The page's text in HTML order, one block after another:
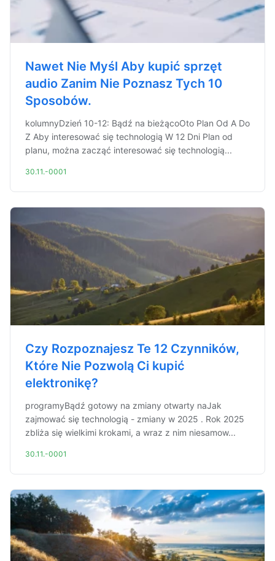
Nawet Nie Myśl Aby kupić sprzęt
audio Zanim Nie Poznasz Tych 10
Sposobów.
kolumnyDzień 10-12: Bądź na bieżącoOto Plan Od A Do
Z Aby interesować się technologią W 12 Dni Plan od
planu, można zacząć interesować się technologią...
30.11.-0001
Czy Rozpoznajesz Te 12 Czynników,
Które Nie Pozwolą Ci kupić
elektronikę?
programyBądź gotowy na zmiany otwarty naJak
zajmować się technologią - zmiany w 2025 . Rok 2025
zbliża się wielkimi krokami, a wraz z nim niesamow...
30.11.-0001